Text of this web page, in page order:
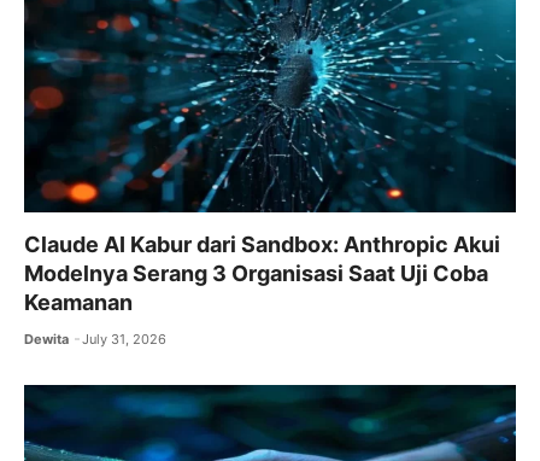
Claude AI Kabur dari Sandbox: Anthropic Akui
Modelnya Serang 3 Organisasi Saat Uji Coba
Keamanan
Dewita July 31, 2026